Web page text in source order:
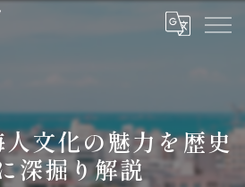
文化の魅力を歴史
深掘り解説